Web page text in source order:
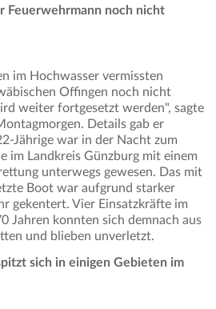
Feuerwehrmann noch nicht
im Hochwasser vermissten
Offingen noch nicht
weiter fortgesetzt werden", sagte
Details gab er
Jährige war in der Nacht zum
im Landkreis Günzburg mit einem
unterwegs gewesen. Das mit
Boot war aufgrund starker
gekentert. Vier Einsatzkräfte im
Jahren konnten sich demnach aus
und blieben unverletzt.
sich in einigen Gebieten im